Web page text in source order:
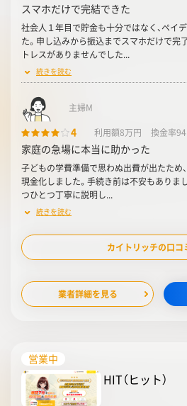
スマホだけで完結できた
社会人１年目で貯金も十分ではなく、ペイ
た。申し込みから振込までスマホだけで完
トレスがありませんでした...
続きを読む
主婦M
4 利用額8万円 換金率
家庭の急場に本当に助かった
子どもの学費準備で思わぬ出費が出たため
現金化しました。手続き前は不安もありま
つひとつ丁寧に説明し...
続きを読む
カイトリッチの口コ
業者詳細を見る
営業中
HIT（ヒット）